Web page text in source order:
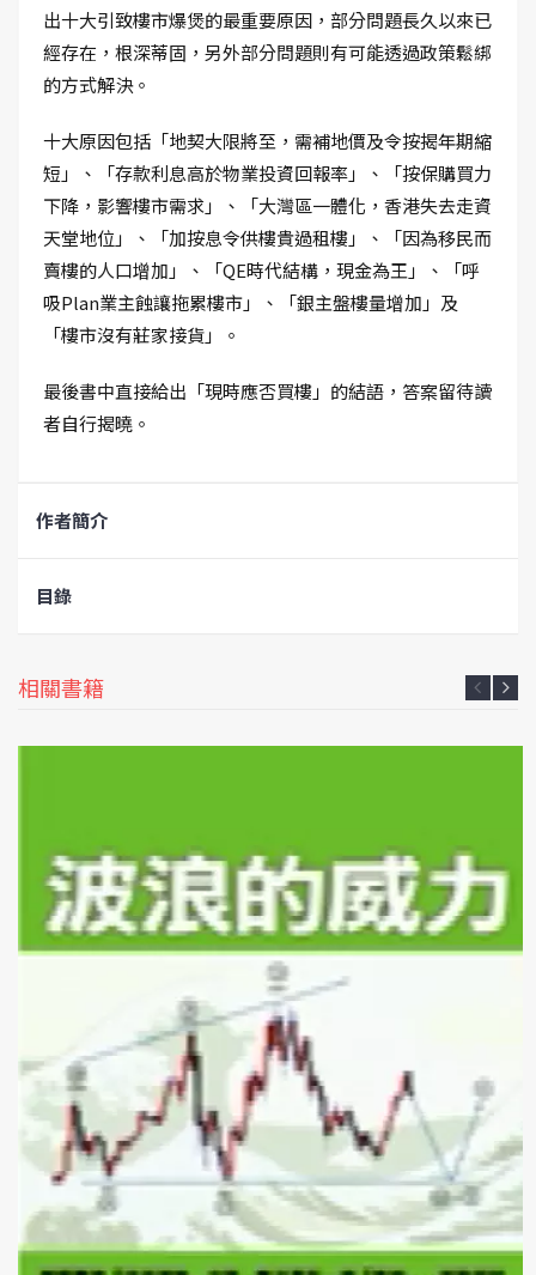
出十大引致樓市爆煲的最重要原因，部分問題長久以來已
經存在，根深蒂固，另外部分問題則有可能透過政策鬆綁
的方式解決。
十大原因包括「地契大限將至，需補地價及令按揭年期縮
短」、「存款利息高於物業投資回報率」、「按保購買力
下降，影響樓市需求」、「大灣區一體化，香港失去走資
天堂地位」、「加按息令供樓貴過租樓」、「因為移民而
賣樓的人口增加」、「QE時代結構，現金為王」、「呼
吸Plan業主蝕讓拖累樓市」、「銀主盤樓量增加」及
「樓市沒有莊家接貨」。
最後書中直接給出「現時應否買樓」的結語，答案留待讀
者自行揭曉。
作者簡介
目錄
相關書籍